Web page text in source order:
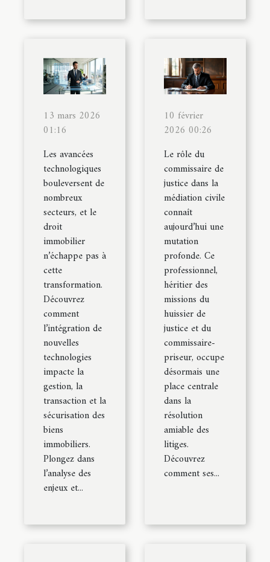
13 mars 2026
01:16
Les avancées
technologiques
bouleversent de
nombreux
secteurs, et le
droit
immobilier
n’échappe pas à
cette
transformation.
Découvrez
comment
l’intégration de
nouvelles
technologies
impacte la
gestion, la
transaction et la
sécurisation des
biens
immobiliers.
Plongez dans
l’analyse des
enjeux et...
10 février
2026 00:26
Le rôle du
commissaire de
justice dans la
médiation civile
connaît
aujourd’hui une
mutation
profonde. Ce
professionnel,
héritier des
missions du
huissier de
justice et du
commissaire-
priseur, occupe
désormais une
place centrale
dans la
résolution
amiable des
litiges.
Découvrez
comment ses...